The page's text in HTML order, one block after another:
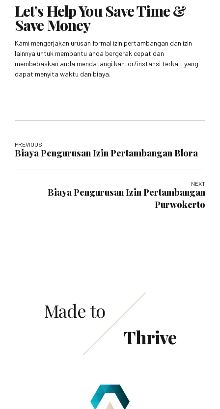
Let’s Help You Save Time &
Save Money
Kami mengerjakan urusan formal izin pertambangan dan izin
lainnya untuk membantu anda bergerak cepat dan
membebaskan anda mendatangi kantor/instansi terkait yang
dapat menyita waktu dan biaya.
PREVIOUS
Biaya Pengurusan Izin Pertambangan Blora
NEXT
Biaya Pengurusan Izin Pertambangan
Purwokerto
Made to
Thrive